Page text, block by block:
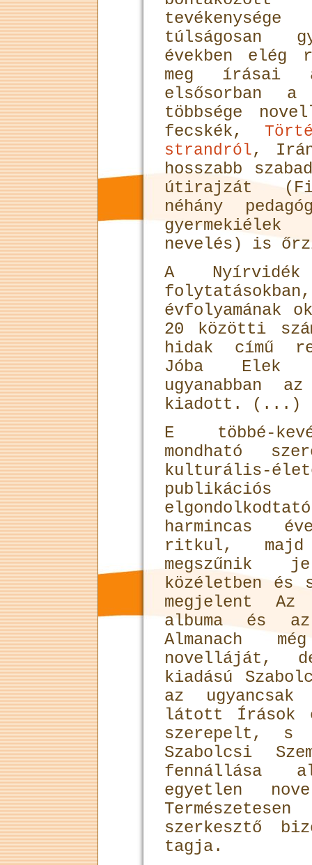
túlságosan
években elég
meg írásai
elsősorban a
többsége
fecskék,
strandról,
hosszabb
útirajzát
néhány
nevelés) is
A
évfolyamának
20 közötti
hidak című
Jóba Elek
ugyanabban
kiadott. (...)
E többé-
mondható
kulturális-
publikációs
harmincas
ritkul, majd
megszűnik
közéletben és
megjelent
albuma és
Almanach
novelláját,
kiadású
az ugyancsak
látott Írások
szerepelt, s
Szabolcsi
fennállása
egyetlen
szerkesztő
tagja.